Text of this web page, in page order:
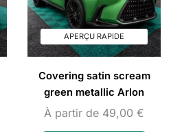
APERÇU RAPIDE
Covering satin scream
green metallic Arlon
À partir de 49,00 €